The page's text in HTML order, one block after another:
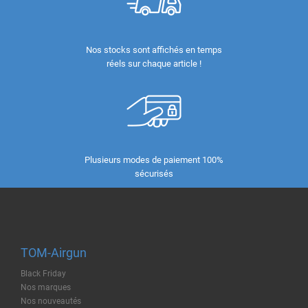
Nos stocks sont affichés en temps
réels sur chaque article !
Plusieurs modes de paiement 100%
sécurisés
TOM-Airgun
Black Friday
Nos marques
Nos nouveautés